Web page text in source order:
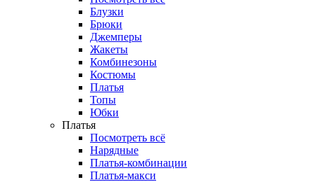
Блузки
Брюки
Джемперы
Жакеты
Комбинезоны
Костюмы
Платья
Топы
Юбки
Платья
Посмотреть всё
Нарядные
Платья-комбинации
Платья-макси